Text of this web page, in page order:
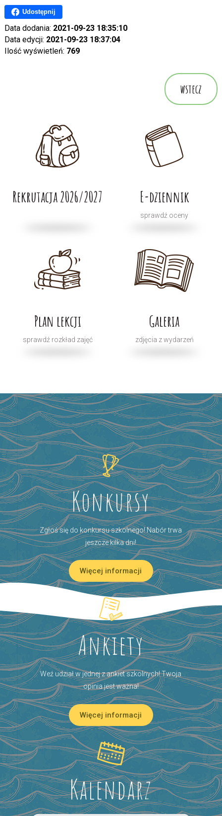
Udostępnij
Data dodania: 2021-09-23 18:35:10
Data edycji: 2021-09-23 18:37:04
Ilość wyświetleń: 769
wstecz
Rekrutacja 2026/2027 E-dziennik
sprawdź oceny
Plan lekcji
sprawdź rozkład zajęć
Galeria
zdjęcia z wydarzeń
Konkursy
Zgłoś się do konkursu szkolnego! Nabór trwa
jeszcze kilka dni!
Więcej informacji
Ankiety
Weź udział w jednej z ankiet szkolnych! Twoja
opinia jest ważna!
Więcej informacji
Kalendarz